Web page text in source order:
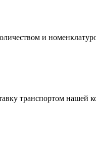
и
транспортом нашей